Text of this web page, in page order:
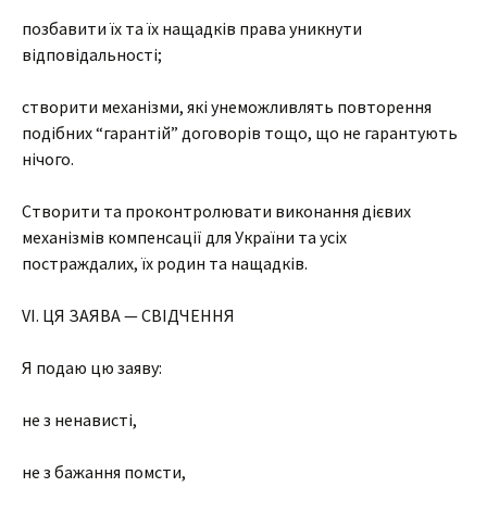
позбавити їх та їх нащадків права уникнути
відповідальності;
створити механізми, які унеможливлять повторення
подібних “гарантій” договорів тощо, що не гарантують
нічого.
Створити та проконтролювати виконання дієвих
механізмів компенсації для України та усіх
постраждалих, їх родин та нащадків.
VI. ЦЯ ЗАЯВА — СВІДЧЕННЯ
Я подаю цю заяву:
не з ненависті,
не з бажання помсти,